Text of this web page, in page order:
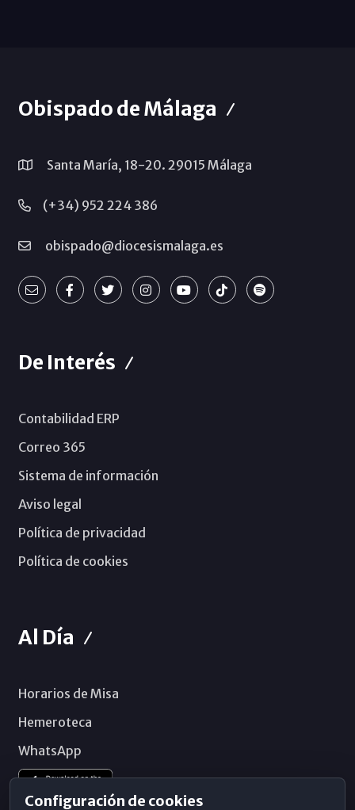
Obispado de Málaga
Santa María, 18-20. 29015 Málaga
(+34) 952 224 386
obispado@diocesismalaga.es
De Interés
Contabilidad ERP
Correo 365
Sistema de información
Aviso legal
Política de privacidad
Política de cookies
Al Día
Horarios de Misa
Hemeroteca
WhatsApp
Configuración de cookies